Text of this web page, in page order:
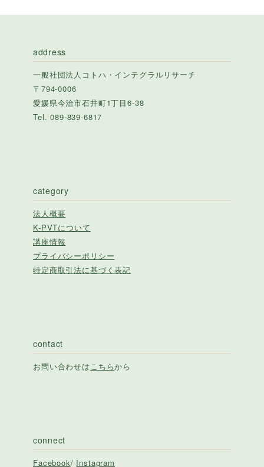
address
一般社団法人コトハ・インテグラルリサーチ
〒794-0006
愛媛県今治市石井町1丁目6-38
Tel. 089-839-6817
category
法人概要
K-PVTについて
講座情報
プライバシーポリシー
特定商取引法に基づく表記
contact
お問い合わせはこちらから
connect
Facebook/ Instagram